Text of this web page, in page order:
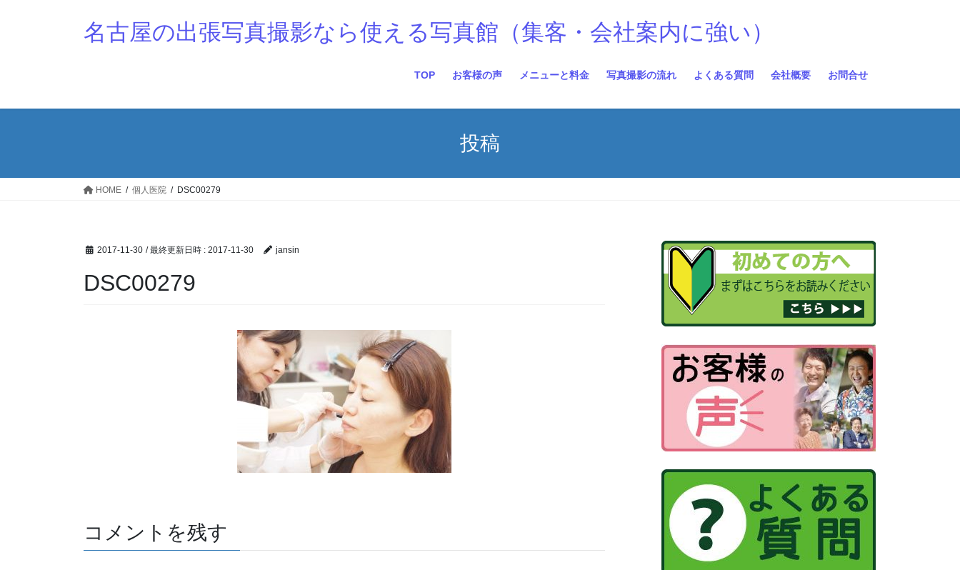
ス
ン
名古屋の出張写真撮影なら使える写真館（集客・会社案内に強い）
TOP お客様の声 メニューと料金 写真撮影の流れ よくある質問 会社概要 お問合せ
投稿
HOME 個人医院 DSC00279
2017-11-30 / 最終更新日時 : 2017-11-30 jansin
DSC00279
コメントを残す